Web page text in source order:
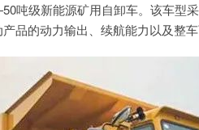
吨级新能源矿用自卸车。该车型
品的动力输出、续航能力以及整